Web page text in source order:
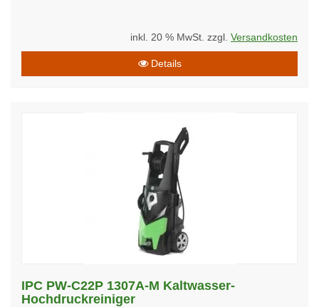
inkl. 20 % MwSt. zzgl. Versandkosten
Details
IPC PW-C22P 1307A-M Kaltwasser-
Hochdruckreiniger